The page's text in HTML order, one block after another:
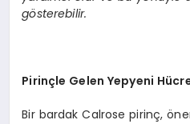
gösterebilir.
Pirinçle Gelen Yepyeni
Bir bardak Calrose pirinç,